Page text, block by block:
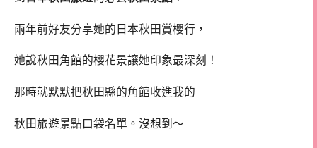
兩年前好友分享她的日本秋田賞櫻行，
她說秋田角館的櫻花景讓她印象最深刻！
那時就默默把秋田縣的角館收進我的
秋田旅遊景點口袋名單。沒想到～